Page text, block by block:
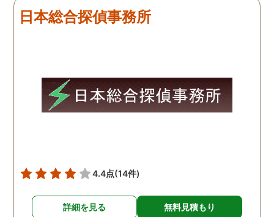
度、自分でも行動パターン
の把握をしていましたが、
ズでした。 とくに、急なお
願いの時に人員を手配して
頂き、ホテルからの証拠を
後の事についてアドバイス
る探偵事務所さんだと、あ
らためて思いました。 事務
日本総合探偵事務所
4.4点(14件)
詳細を見る 無料見積もり